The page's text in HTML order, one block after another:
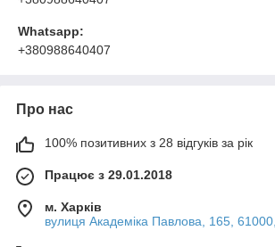
Whatsapp:
+380988640407
Про нас
100% позитивних з 28 відгуків за рік
Працює з 29.01.2018
м. Харків
вулиця Академіка Павлова, 165, 61000,